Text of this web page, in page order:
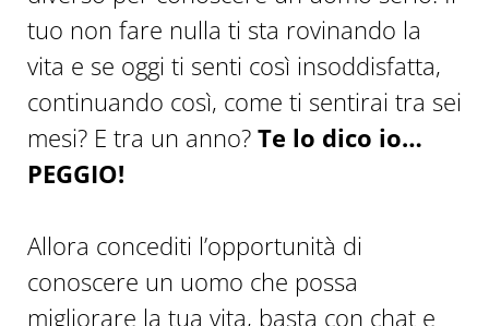
tuo non fare nulla ti sta rovinando la
vita e se oggi ti senti così insoddisfatta,
continuando così, come ti sentirai tra sei
mesi? E tra un anno? Te lo dico io…
PEGGIO!
Allora concediti l’opportunità di
conoscere un uomo che possa
migliorare la tua vita, basta con chat e